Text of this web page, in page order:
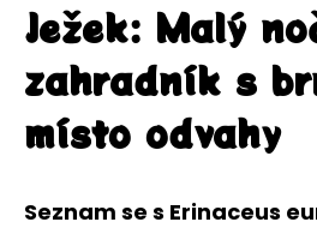
Ježek: Malý
zahradník s
místo odvahy
Seznam se s Erinaceus